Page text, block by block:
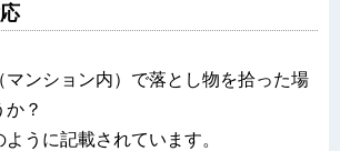
マンション内）で落とし物を拾った場
？
うに記載されています。